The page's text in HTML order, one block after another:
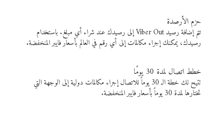
حزم الأرصدة
تتم إضافة رصيد Viber Out إلى رصيدك عند شراء أي مبلغ. باستخدام
رصيدك، يمكنك إجراء مكالمات إلى أي رقم في العالم بأسعار فايبر المنخفضة.
خطط اتصال لمدة 30 يومًا
تتيح لك خطة الـ 30 يوماً للاتصال إجراء مكالمات دولية إلى الوجهة التي
تختارها لمدة 30 يوماً بأسعار فايبر المنخفضة.